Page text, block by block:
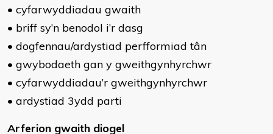
• cyfarwyddiadau gwaith
• briff sy’n benodol i’r dasg
• dogfennau/ardystiad perfformiad tân
• gwybodaeth gan y gweithgynhyrchwr
• cyfarwyddiadau’r gweithgynhyrchwr
• ardystiad 3ydd parti
Arferion gwaith diogel